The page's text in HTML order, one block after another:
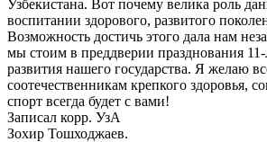
Узбекистана. Вот почему велика роль
воспитании здорового, развитого
Возможность достичь этого дала нам
мы стоим в преддверии празднования 11-
развития нашего государства. Я желаю
соотечественникам крепкого здоровья,
спорт всегда будет с вами!
Записал корр. УзА
Зохир Тошходжаев.